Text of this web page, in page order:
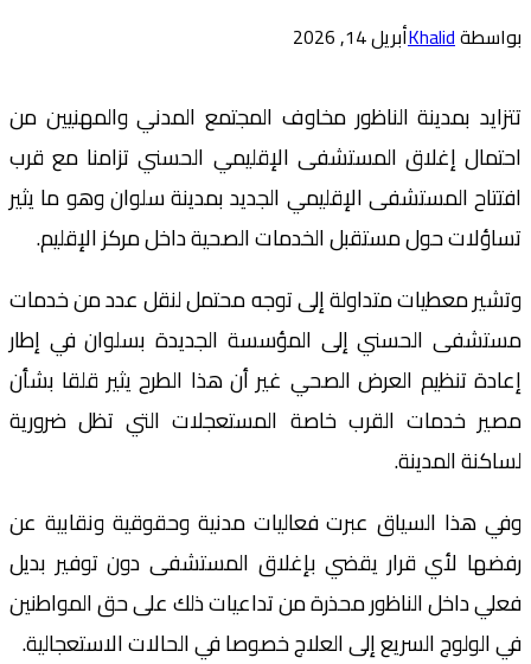
بواسطةKhalidأبريل 14, 2026
تتزايد بمدينة الناظور مخاوف المجتمع المدني والمهنيين من
احتمال إغلاق المستشفى الإقليمي الحسني تزامنا مع قرب
افتتاح المستشفى الإقليمي الجديد بمدينة سلوان وهو ما يثير
تساؤلات حول مستقبل الخدمات الصحية داخل مركز الإقليم.
وتشير معطيات متداولة إلى توجه محتمل لنقل عدد من خدمات
مستشفى الحسني إلى المؤسسة الجديدة بسلوان في إطار
إعادة تنظيم العرض الصحي غير أن هذا الطرح يثير قلقا بشأن
مصير خدمات القرب خاصة المستعجلات التي تظل ضرورية
لساكنة المدينة.
وفي هذا السياق عبرت فعاليات مدنية وحقوقية ونقابية عن
رفضها لأي قرار يقضي بإغلاق المستشفى دون توفير بديل
فعلي داخل الناظور محذرة من تداعيات ذلك على حق المواطنين
في الولوج السريع إلى العلاج خصوصا في الحالات الاستعجالية.